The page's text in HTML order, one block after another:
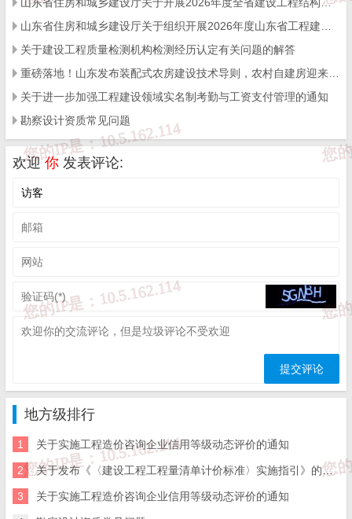
化类）
4.2023年度山东省工程建设典型工法公布名单
来源:山东省住建厅
一、本站发布的内容（包括原创及转载自互联网的文字，图
片等资料）版权归作者所有，本站仅供大家学习与参考，请
勿使用于商业用途。如需作商业用途，请与原作者联系。如
未经作者同意，用作商业用途或匿名转载，产生的一切后果
将由您自己承担!作者有权利追究侵权者法律责任；
二、著作权人发现本站有侵害其合法权益的内容或作品，请
在收到相关投诉后，我们会第一时间给予处理；
关于建设工程质量检测机构检测经历认定有关问题的解答
关于进一步加强工程建设领域实名制考勤与工资支付管理的通知
勘察设计资质常见问题
欢迎你 发表评论:
地方级排行
1 关于实施工程造价咨询企业信用等级动态评价的通知
2 关于发布《〈建设工程工程量清单计价标准〉实施指引》的通知
3 关于实施工程造价咨询企业信用等级动态评价的通知